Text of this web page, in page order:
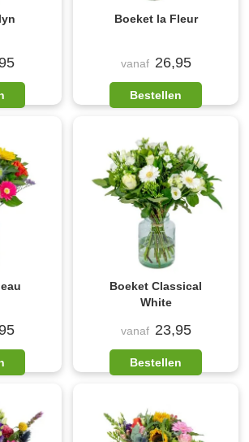
Boeket la Fleur
vanaf 26,95
Bestellen
Boeket Classical
White
vanaf 23,95
Bestellen